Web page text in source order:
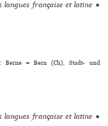
langues française et latine ●
: Berne = Bern (Ch), Stadt- und
langues française et latine ●